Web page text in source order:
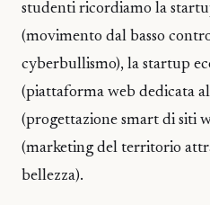
studenti ricordiamo la
(movimento dal basso
cyberbullismo), la startup
(piattaforma web dedicata
(progettazione smart di siti
(marketing del territorio
bellezza).